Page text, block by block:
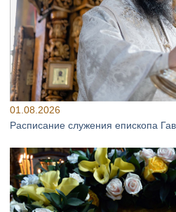
01.08.2026
Расписание служения епископа